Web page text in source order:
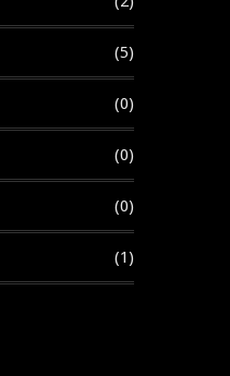
(5)
(0)
(0)
(0)
(1)